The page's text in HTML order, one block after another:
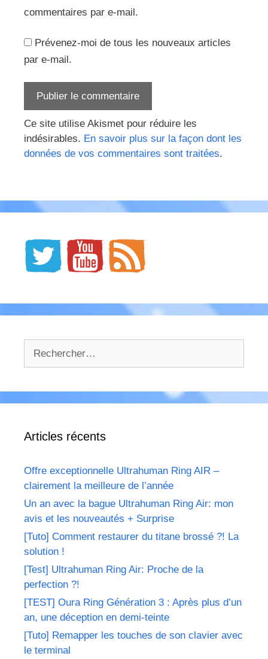
commentaires par e-mail.
Prévenez-moi de tous les nouveaux articles
par e-mail.
Ce site utilise Akismet pour réduire les
indésirables. En savoir plus sur la façon dont les
données de vos commentaires sont traitées.
Articles récents
Offre exceptionnelle Ultrahuman Ring AIR –
clairement la meilleure de l’année
Un an avec la bague Ultrahuman Ring Air: mon
avis et les nouveautés + Surprise
[Tuto] Comment restaurer du titane brossé ?! La
solution !
[Test] Ultrahuman Ring Air: Proche de la
perfection ?!
[TEST] Oura Ring Génération 3 : Après plus d’un
an, une déception en demi-teinte
[Tuto] Remapper les touches de son clavier avec
le terminal